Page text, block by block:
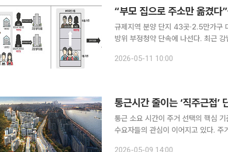
“부모 집으로 주소만 옮겼다
규제지역 분양 단지 43곳·2.5만가구 대상 국토교통부가 부양가족 실거주 여부까지 들
방위 부정청약 단속에 나선다. 최근
부와 국무조정실 부동산 감독 추진단
2026-05-11 10:00
통근시간 줄이는 ‘직주근접
통근 소요 시간이 주거 선택의 핵심
수요자들의 관심이 이어지고 있다. 주
2026-05-09 14:00